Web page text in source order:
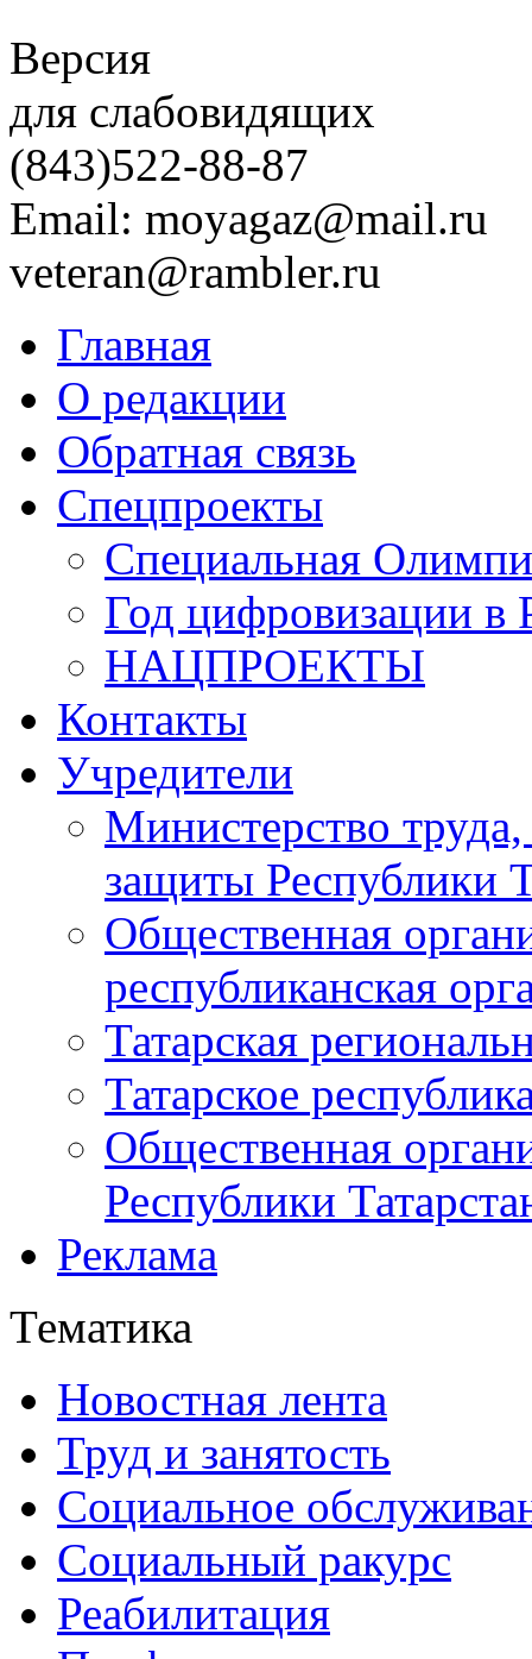
Версия
для слабовидящих
(843)522-88-87
Email: moyagaz@mail.ru
veteran@rambler.ru
Главная
О редакции
Обратная связь
Спецпроекты
Специальная
Год цифровизации в
НАЦПРОЕКТЫ
Контакты
Учредители
Министерство
защиты Республики
Общественная
республиканская
Татарская
Татарское
Общественная
Республики
Реклама
Тематика
Новостная лента
Труд и занятость
Социальное
Социальный ракурс
Реабилитация